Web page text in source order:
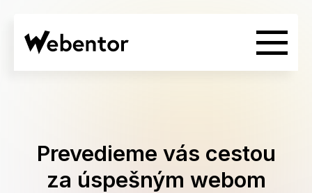
Prevedieme vás cestou
za úspešným webom